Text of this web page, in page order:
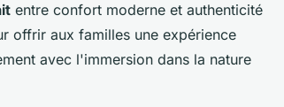
entre confort moderne et authenticité
offrir aux familles une expérience
avec l'immersion dans la nature